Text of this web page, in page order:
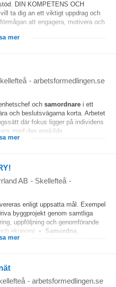
DIN KOMPETENS OCH
ta dig an ett viktigt uppdrag och
att engagera, motivera och
mer
- arbetsformedlingen.se
och samordnare i ett
och beslutsvägarna korta. Arbetet
där fokus ligger på individens
med den enskilde...
mer
AB - Skellefteå -
enligt uppsatta mål. Exempel
byggprojekt genom samtliga
uppföljning och genomförande
ekonomi • Samordna
mer
- arbetsformedlingen.se